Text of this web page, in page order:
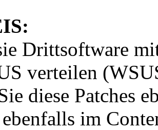
Drittsoftware
verteilen
diese Patches
ebenfalls im